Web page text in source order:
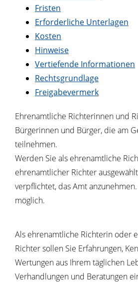
Fristen
Erforderliche Unterlagen
Kosten
Hinweise
Vertiefende Informationen
Rechtsgrundlage
Freigabevermerk
Ehrenamtliche Richterinnen und
Bürgerinnen und Bürger, die am
teilnehmen.
Werden Sie als ehrenamtliche
ehrenamtlicher Richter
verpflichtet, das Amt
möglich.
Als ehrenamtliche Richterin oder
Richter sollen Sie Erfahrungen,
Wertungen aus Ihrem täglichen
Verhandlungen und Beratungen